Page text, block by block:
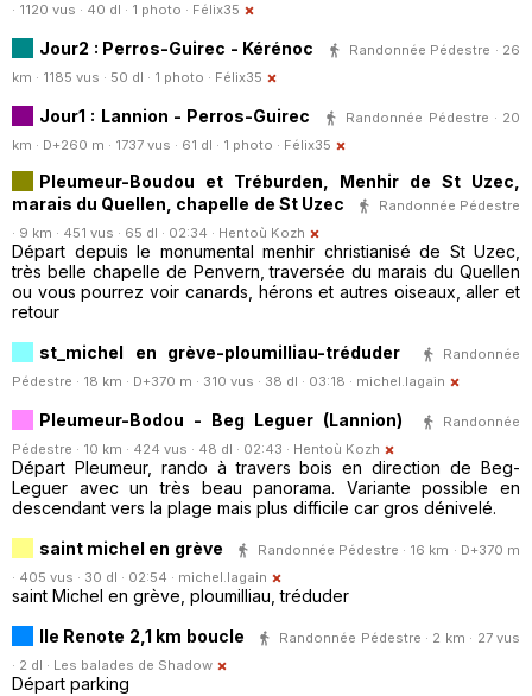
· 1120 vus · 40 dl · 1 photo · Félix35
Jour2 : Perros-Guirec - Kérénoc
Randonnée Pédestre · 26
km · 1185 vus · 50 dl · 1 photo · Félix35
Jour1 : Lannion - Perros-Guirec
Randonnée Pédestre · 20
km · D+260 m · 1737 vus · 61 dl · 1 photo · Félix35
Pleumeur-Boudou et Tréburden, Menhir de St Uzec,
marais du Quellen, chapelle de St Uzec
Randonnée Pédestre
· 9 km · 451 vus · 65 dl · 02:34 · Hentoù Kozh
Départ depuis le monumental menhir christianisé de St Uzec,
très belle chapelle de Penvern, traversée du marais du Quellen
ou vous pourrez voir canards, hérons et autres oiseaux, aller et
retour
st_michel en grève-ploumilliau-tréduder
Randonnée
Pédestre · 18 km · D+370 m · 310 vus · 38 dl · 03:18 · michel.lagain
Pleumeur-Bodou - Beg Leguer (Lannion)
Randonnée
Pédestre · 10 km · 424 vus · 48 dl · 02:43 · Hentoù Kozh
Départ Pleumeur, rando à travers bois en direction de Beg-
Leguer avec un très beau panorama. Variante possible en
descendant vers la plage mais plus difficile car gros dénivelé.
saint michel en grève
Randonnée Pédestre · 16 km · D+370 m
· 405 vus · 30 dl · 02:54 · michel.lagain
saint Michel en grève, ploumilliau, tréduder
Ile Renote 2,1 km boucle
Randonnée Pédestre · 2 km · 27 vus
· 2 dl · Les balades de Shadow
Départ parking